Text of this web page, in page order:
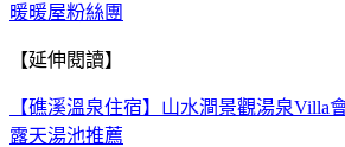
暖暖屋粉絲團
【延伸閱讀】
【礁溪溫泉住宿】山水澗景觀湯泉Villa
露天湯池推薦